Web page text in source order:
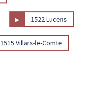
▸ 1522 Lucens
1515 Villars-le-Comte